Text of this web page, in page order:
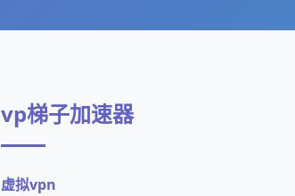
vp梯子加速器
虚拟vpn